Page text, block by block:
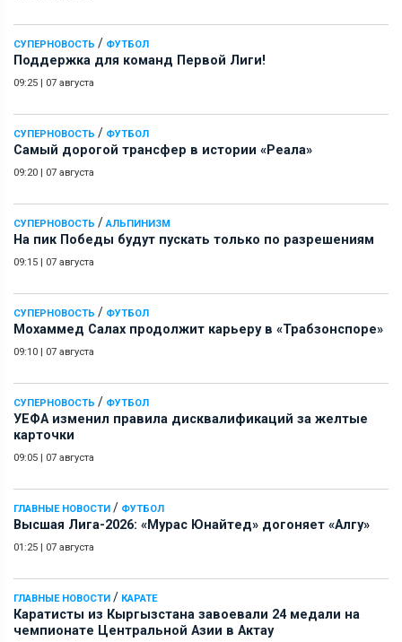
СУПЕРНОВОСТЬ / ФУТБОЛ
Поддержка для команд Первой Лиги!
09:25 | 07 августа
СУПЕРНОВОСТЬ / ФУТБОЛ
Самый дорогой трансфер в истории «Реала»
09:20 | 07 августа
СУПЕРНОВОСТЬ / АЛЬПИНИЗМ
На пик Победы будут пускать только по разрешениям
09:15 | 07 августа
СУПЕРНОВОСТЬ / ФУТБОЛ
Мохаммед Салах продолжит карьеру в «Трабзонспоре»
09:10 | 07 августа
СУПЕРНОВОСТЬ / ФУТБОЛ
УЕФА изменил правила дисквалификаций за желтые
карточки
09:05 | 07 августа
ГЛАВНЫЕ НОВОСТИ / ФУТБОЛ
Высшая Лига-2026: «Мурас Юнайтед» догоняет «Алгу»
01:25 | 07 августа
ГЛАВНЫЕ НОВОСТИ / КАРАТЕ
Каратисты из Кыргызстана завоевали 24 медали на
чемпионате Центральной Азии в Актау